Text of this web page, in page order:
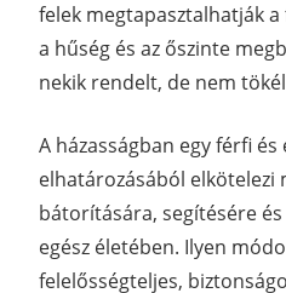
felek megtapasztalhatják
a hűség és az őszinte
nekik rendelt, de nem
A házasságban egy férfi és
elhatározásából elkötelezi
bátorítására, segítésére
egész életében. Ilyen
felelősségteljes,